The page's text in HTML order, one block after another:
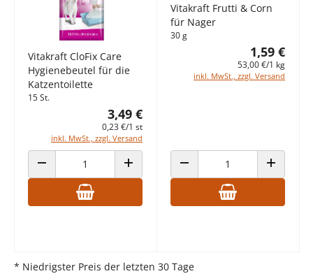
Vitakraft CloFix Care
Hygienebeutel für die
Katzentoilette
15 St.
3,49 €
0,23 €/1 st
inkl. MwSt., zzgl. Versand
ANZAHL VERRINGERN ANZAHL ERHÖHEN
Vitakraft Frutti & Corn
für Nager
30 g
1,59 €
53,00 €/1 kg
inkl. MwSt., zzgl. Versand
ANZAHL VERRINGERN ANZAHL
* Niedrigster Preis der letzten 30 Tage